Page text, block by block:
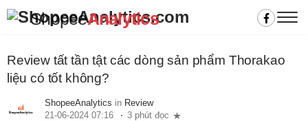
ShopeeAnalytics
Review tất tần tật các dòng sản phẩm Thorakao
liệu có tốt không?
ShopeeAnalytics in Review
21-06-2024 07:16
3 phút đọc